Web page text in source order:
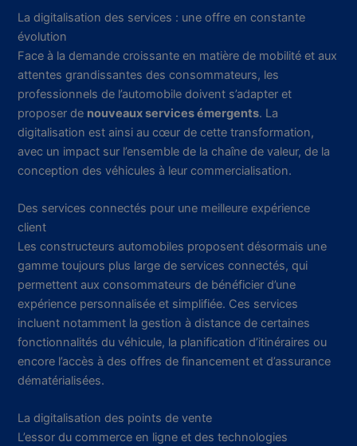
La digitalisation des services : une offre en constante
évolution
Face à la demande croissante en matière de mobilité et aux
attentes grandissantes des consommateurs, les
professionnels de l’automobile doivent s’adapter et
proposer de nouveaux services émergents. La
digitalisation est ainsi au cœur de cette transformation,
avec un impact sur l’ensemble de la chaîne de valeur, de la
conception des véhicules à leur commercialisation.
Des services connectés pour une meilleure expérience
client
Les constructeurs automobiles proposent désormais une
gamme toujours plus large de services connectés, qui
permettent aux consommateurs de bénéficier d’une
expérience personnalisée et simplifiée. Ces services
incluent notamment la gestion à distance de certaines
fonctionnalités du véhicule, la planification d’itinéraires ou
encore l’accès à des offres de financement et d’assurance
dématérialisées.
La digitalisation des points de vente
L’essor du commerce en ligne et des technologies